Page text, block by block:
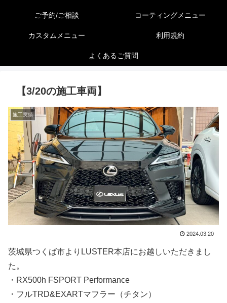
ご予約/ご相談 コーティングメニュー
カスタムメニュー 利用規約
よくあるご質問
【3/20の施工車両】
施工実績
2024.03.20
茨城県つくば市よりLUSTER本店にお越しいただきまし
た。
・RX500h FSPORT Performance
・フルTRD&EXARTマフラー（チタン）